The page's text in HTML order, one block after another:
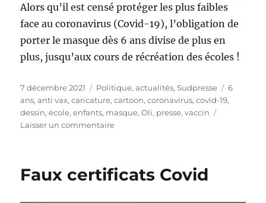
Alors qu’il est censé protéger les plus faibles
face au coronavirus (Covid-19), l’obligation de
porter le masque dès 6 ans divise de plus en
plus, jusqu’aux cours de récréation des écoles !
Publié
le
7 décembre 2021 Catégories
Politique, actualités,Sudpresse
6
ans,anti vax,caricature,cartoon,coronavirus,covid-19,
dessin,école,enfants, masque,Oli, presse,vaccin
Laisser un commentairesur
!
Faux certificats Covid